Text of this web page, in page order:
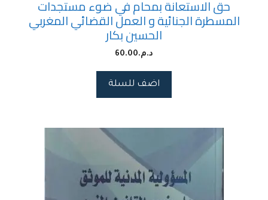
حق الاستعانة بمحام في ضوء مستجدات
المسطرة الجنائية و العمل القضائي المغربي
الحسين بكار
د.م.60.00
اضف للسلة